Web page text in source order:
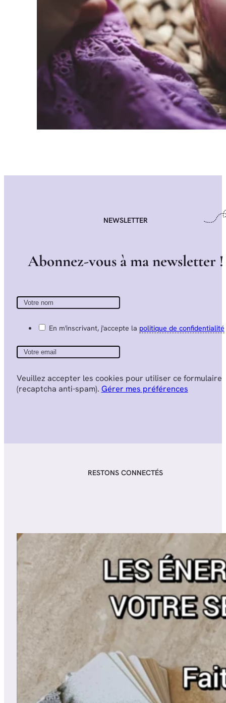
NEWSLETTER
Abonnez-vous àmanewsletter !
En m'inscrivant, j'accepte la politique de confidentialité
Veuillez accepter les cookies pour utiliser ce formulaire
(recaptcha anti-spam). Gérer mes préférences
RESTONS CONNECTÉS